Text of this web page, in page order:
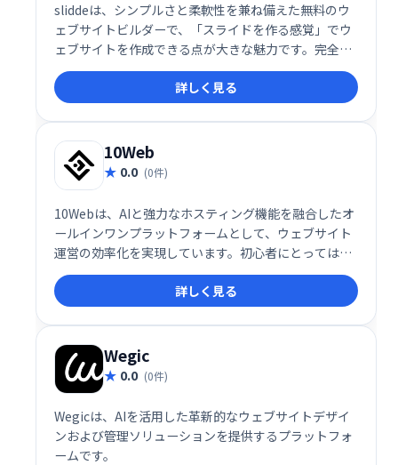
sliddeは、シンプルさと柔軟性を兼ね備えた無料のウ
ェブサイトビルダーで、「スライドを作る感覚」でウ
ェブサイトを作成できる点が大きな魅力です。完全レ
スポンシブデザイン、多用途なテンプレート、豊富な
無料リソースにより、初心者でもプロフェッショナル
な仕上がりのサイトを簡単に作成できます。無料プラ
ンでも十分な機能を備え、年額19ドルのプラスプラン
ではさらに高度なカスタマイズや分析機能が利用可能
です。
詳しく見る
10Web
0.0 (0件)
10Webは、AIと強力なホスティング機能を融合したオ
ールインワンプラットフォームとして、ウェブサイト
運営の効率化を実現しています。初心者にとっては簡
単な操作性が魅力であり、プロフェッショナルにとっ
ては高い拡張性と効率性が評価されています。これか
らサイトを立ち上げたい方や、運営をより効率化した
い方に最適なサービスと言えるでしょう。
詳しく見る
Wegic
0.0 (0件)
Wegicは、AIを活用した革新的なウェブサイトデザイ
ンおよび管理ソリューションを提供するプラットフォ
ームです。